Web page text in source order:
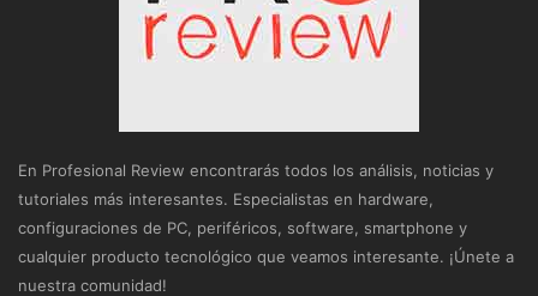
En Profesional Review encontrarás todos los análisis, noticias y
tutoriales más interesantes. Especialistas en hardware,
configuraciones de PC, periféricos, software, smartphone y
cualquier producto tecnológico que veamos interesante. ¡Únete a
nuestra comunidad!